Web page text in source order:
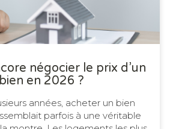
négocier le prix d’un
bien en 2026 ?
années, acheter un bien
parfois à une véritable